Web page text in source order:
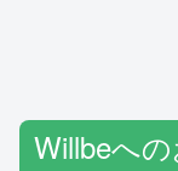
Willbeへ